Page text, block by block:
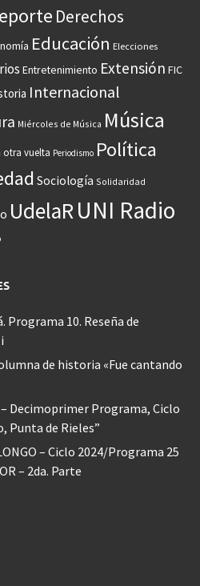
Derechos
Educación Elecciones
Entretenimiento Extensión FIC
Internacional
Miércoles de Música Música
otra vuelta Periodismo Política
Sociología Solidaridad
UdelaRUNI Radio
Programa 10. Reseña de
de historia «Fue cantando
Decimoprimer Programa, Ciclo
Punta de Rieles”
– Ciclo 2024/Programa 25
– 2da. Parte